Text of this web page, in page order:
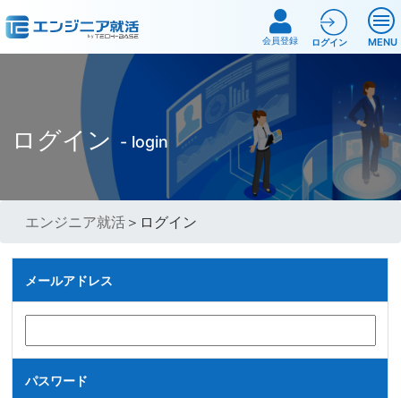
MENU
会員登録 ログイン
ログイン - login
エンジニア就活 ＞ログイン
メールアドレス
パスワード